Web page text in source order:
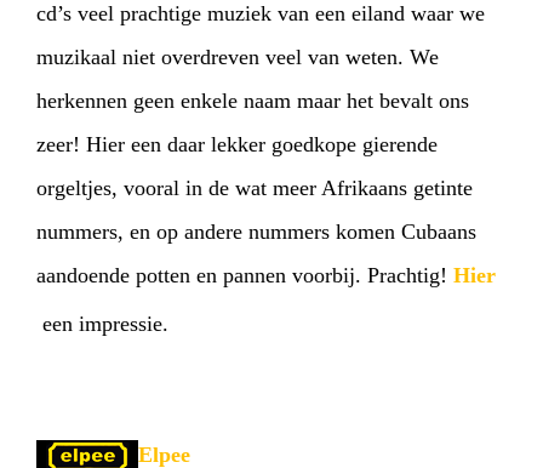
cd’s veel prachtige muziek van een eiland waar we
muzikaal niet overdreven veel van weten. We
herkennen geen enkele naam maar het bevalt ons
zeer! Hier een daar lekker goedkope gierende
orgeltjes, vooral in de wat meer Afrikaans getinte
nummers, en op andere nummers komen Cubaans
aandoende potten en pannen voorbij. Prachtig! Hier
een impressie.
Elpee